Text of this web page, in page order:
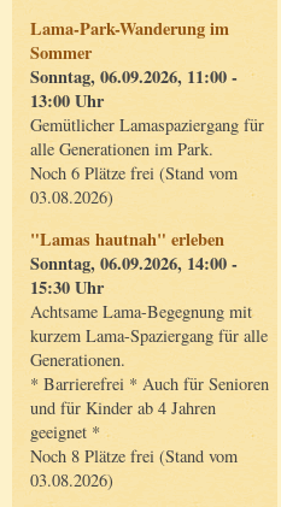
Lama-Park-Wanderung im
Sommer
Sonntag, 06.09.2026, 11:00 -
13:00 Uhr
Gemütlicher Lamaspaziergang für
alle Generationen im Park.
Noch 6 Plätze frei (Stand vom
03.08.2026)
"Lamas hautnah" erleben
Sonntag, 06.09.2026, 14:00 -
15:30 Uhr
Achtsame Lama-Begegnung mit
kurzem Lama-Spaziergang für alle
Generationen.
* Barrierefrei * Auch für Senioren
und für Kinder ab 4 Jahren
geeignet *
Noch 8 Plätze frei (Stand vom
03.08.2026)